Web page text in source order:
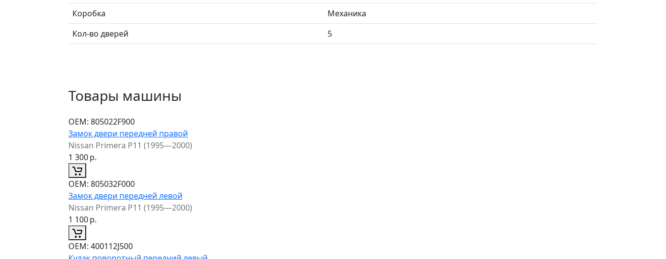
Коробка
Механика
Кол-во дверей
5
Товары машины
ОЕМ: 805022F900
Замок двери передней правой
Nissan Primera P11 (1995—2000)
1 300р.
ОЕМ: 805032F000
Замок двери передней левой
Nissan Primera P11 (1995—2000)
1 100р.
ОЕМ: 400112J500